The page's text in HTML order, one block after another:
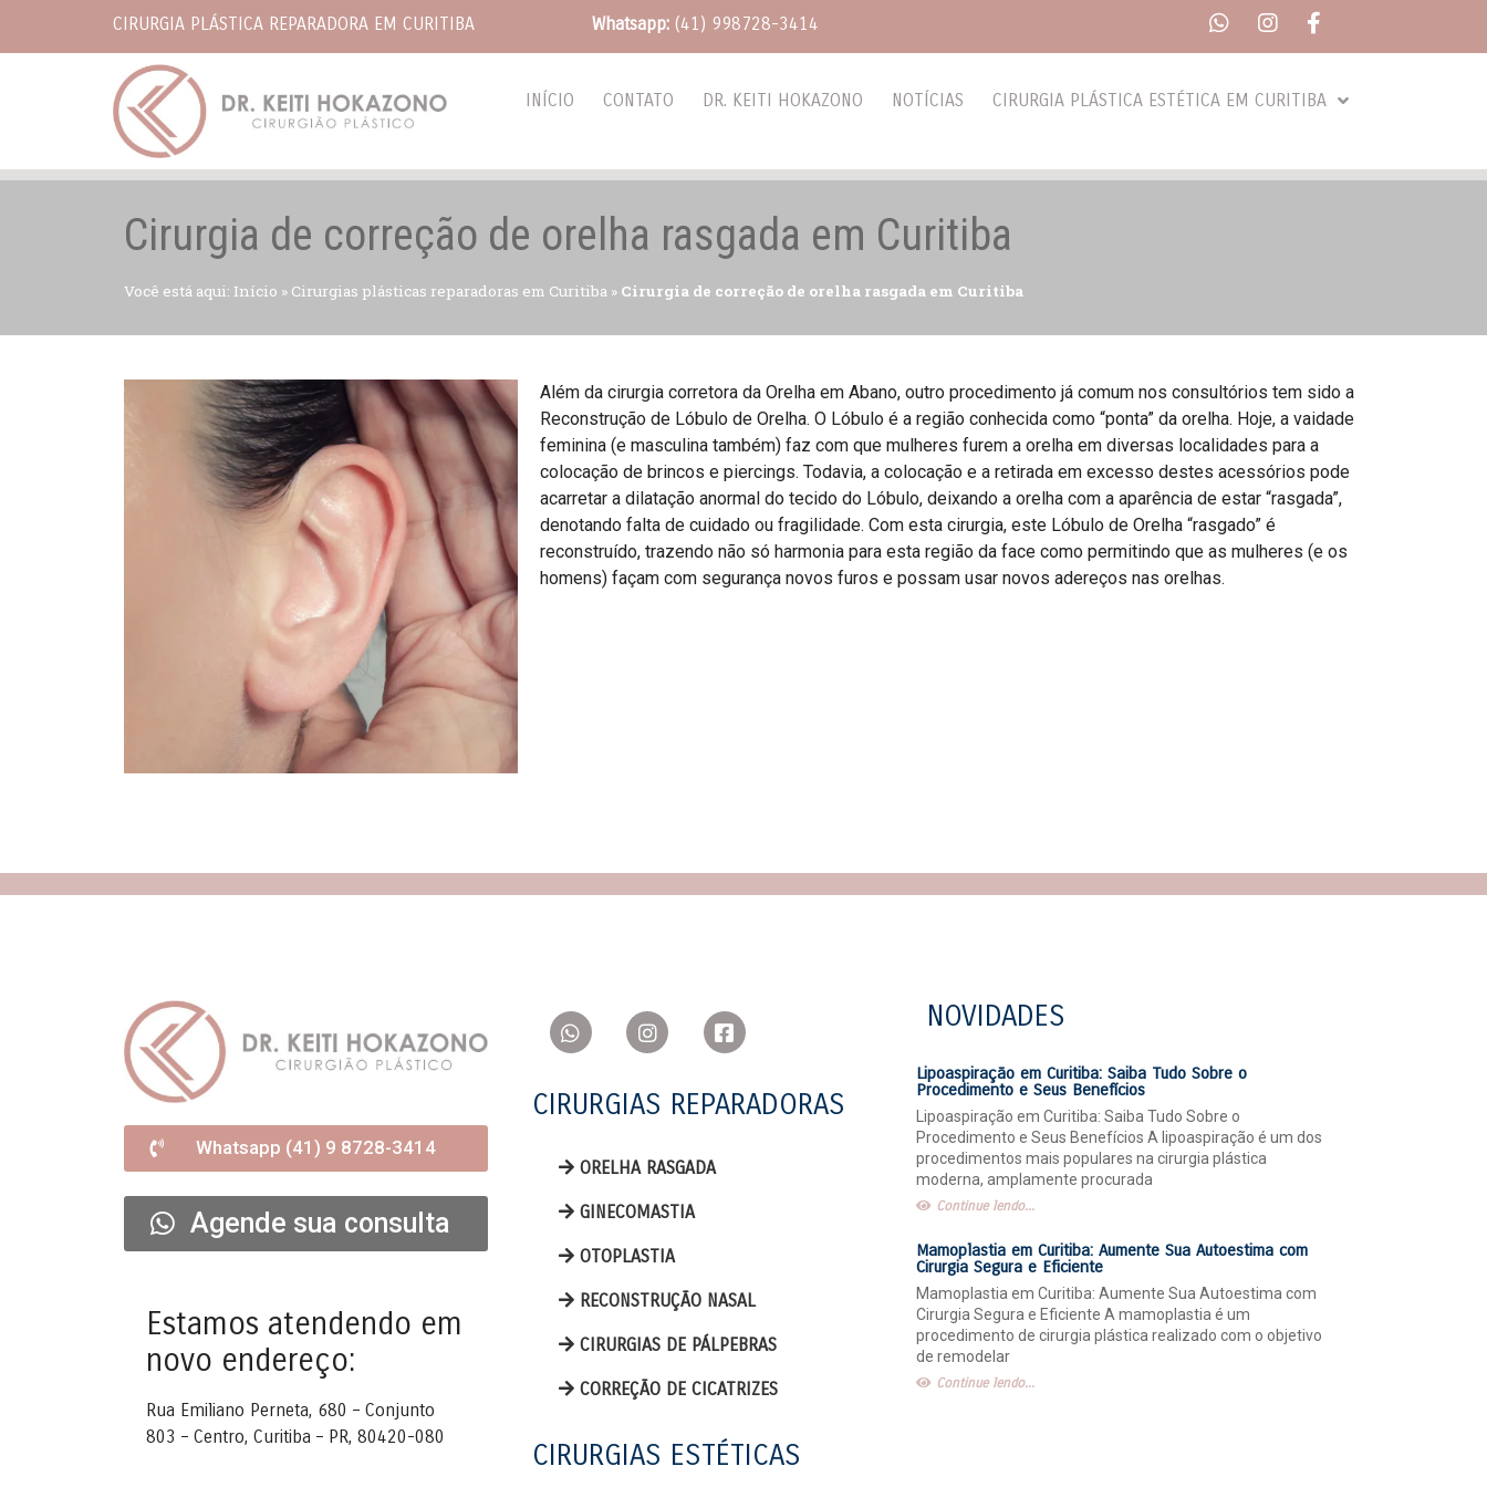
CIRURGIA PLÁSTICA REPARADORA EM CURITIBA Whatsapp:(41) 998728-3414
INÍCIO CONTATO DR. KEITI HOKAZONO NOTÍCIAS CIRURGIA PLÁSTICA ESTÉTICA EM CURITIBA
Cirurgia de correção de orelha rasgada em Curitiba
Você está aqui: Início » Cirurgias plásticas reparadoras em Curitiba » Cirurgia de correção de orelha rasgada em Curitiba
Além da cirurgia corretora da Orelha em Abano, outro procedimento já comum nos consultórios tem sido a
Reconstrução de Lóbulo de Orelha. O Lóbulo é a região conhecida como “ponta” da orelha. Hoje, a vaidade
feminina (e masculina também) faz com que mulheres furem a orelha em diversas localidades para a
colocação de brincos e piercings. Todavia, a colocação e a retirada em excesso destes acessórios pode
acarretar a dilatação anormal do tecido do Lóbulo, deixando a orelha com a aparência de estar “rasgada”,
denotando falta de cuidado ou fragilidade. Com esta cirurgia, este Lóbulo de Orelha “rasgado” é
reconstruído, trazendo não só harmonia para esta região da face como permitindo que as mulheres (e os
homens) façam com segurança novos furos e possam usar novos adereços nas orelhas.
Whatsapp (41) 9 8728-3414
Agende sua consulta
Estamos atendendo em
novo endereço:
Rua Emiliano Perneta, 680 – Conjunto
803 – Centro, Curitiba – PR, 80420-080
CIRURGIAS REPARADORAS
ORELHA RASGADA
GINECOMASTIA
OTOPLASTIA
RECONSTRUÇÃO NASAL
CIRURGIAS DE PÁLPEBRAS
CORREÇÃO DE CICATRIZES
CIRURGIAS ESTÉTICAS
NOVIDADES
Lipoaspiração em Curitiba: Saiba Tudo Sobre o
Procedimento e Seus Benefícios
Lipoaspiração em Curitiba: Saiba Tudo Sobre o
Procedimento e Seus Benefícios A lipoaspiração é um dos
procedimentos mais populares na cirurgia plástica
moderna, amplamente procurada
Continue lendo...
Mamoplastia em Curitiba: Aumente Sua Autoestima com
Cirurgia Segura e Eficiente
Mamoplastia em Curitiba: Aumente Sua Autoestima com
Cirurgia Segura e Eficiente A mamoplastia é um
procedimento de cirurgia plástica realizado com o objetivo
de remodelar
Continue lendo...